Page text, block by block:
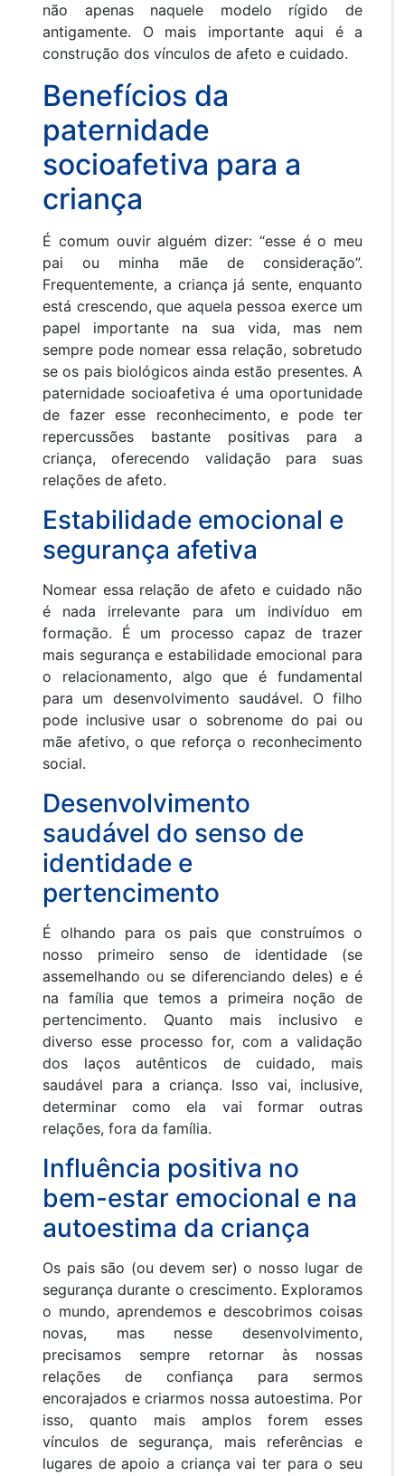
não apenas naquele modelo rígido de
antigamente. O mais importante aqui é a
construção dos vínculos de afeto e cuidado.
Benefícios da
paternidade
socioafetiva para a
criança
É comum ouvir alguém dizer: “esse é o meu
pai ou minha mãe de consideração”.
Frequentemente, a criança já sente, enquanto
está crescendo, que aquela pessoa exerce um
papel importante na sua vida, mas nem
sempre pode nomear essa relação, sobretudo
se os pais biológicos ainda estão presentes. A
paternidade socioafetiva é uma oportunidade
de fazer esse reconhecimento, e pode ter
repercussões bastante positivas para a
criança, oferecendo validação para suas
relações de afeto.
Estabilidade emocional e
segurança afetiva
Nomear essa relação de afeto e cuidado não
é nada irrelevante para um indivíduo em
formação. É um processo capaz de trazer
mais segurança e estabilidade emocional para
o relacionamento, algo que é fundamental
para um desenvolvimento saudável. O filho
pode inclusive usar o sobrenome do pai ou
mãe afetivo, o que reforça o reconhecimento
social.
Desenvolvimento
saudável do senso de
identidade e
pertencimento
É olhando para os pais que construímos o
nosso primeiro senso de identidade (se
assemelhando ou se diferenciando deles) e é
na família que temos a primeira noção de
pertencimento. Quanto mais inclusivo e
diverso esse processo for, com a validação
dos laços autênticos de cuidado, mais
saudável para a criança. Isso vai, inclusive,
determinar como ela vai formar outras
relações, fora da família.
Influência positiva no
bem-estar emocional e na
autoestima da criança
Os pais são (ou devem ser) o nosso lugar de
segurança durante o crescimento. Exploramos
o mundo, aprendemos e descobrimos coisas
novas, mas nesse desenvolvimento,
precisamos sempre retornar às nossas
relações de confiança para sermos
encorajados e criarmos nossa autoestima. Por
isso, quanto mais amplos forem esses
vínculos de segurança, mais referências e
lugares de apoio a criança vai ter para o seu